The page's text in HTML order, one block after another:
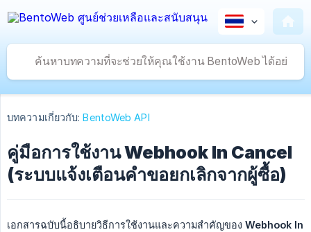
บทความเกี่ยวกับ: BentoWeb API
คู่มือการใช้งาน Webhook In Cancel
(ระบบแจ้งเตือนคำขอยกเลิกจากผู้ซื้อ)
เอกสารฉบับนี้อธิบายวิธีการใช้งานและความสำคัญของ Webhook In